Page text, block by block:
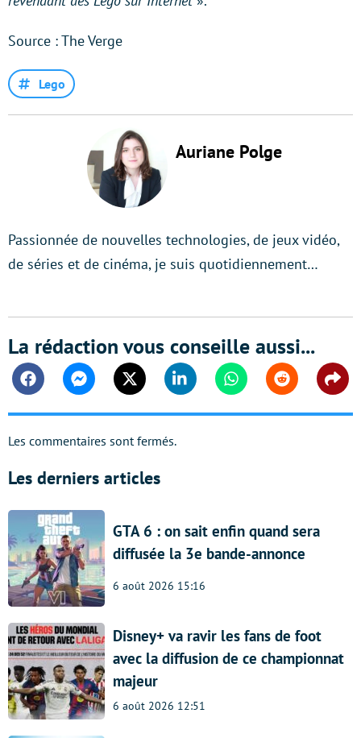
Source : The Verge
Lego
Auriane Polge
Passionnée de nouvelles technologies, de jeux vidéo,
de séries et de cinéma, je suis quotidiennement…
La rédaction vous conseille aussi...
FacebookMessengerTwitter Linkedin WhatsappReddit
Les commentaires sont fermés.
Les derniers articles
GTA 6 : on sait enfin quand sera
diffusée la 3e bande-annonce
6 août 2026 15:16
Disney+ va ravir les fans de foot
avec la diffusion de ce championnat
majeur
6 août 2026 12:51